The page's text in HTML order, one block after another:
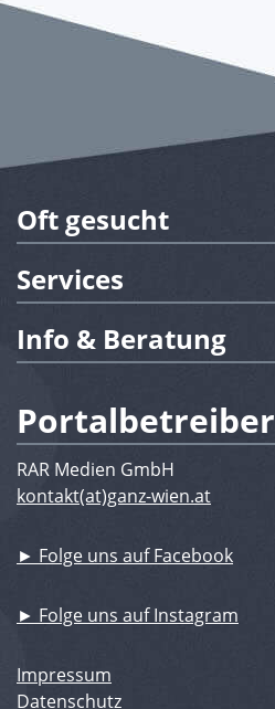
Oft gesucht
Services
Info & Beratung
Portalbetreiber
RAR Medien GmbH
kontakt(at)ganz-wien.at
► Folge uns auf Facebook
► Folge uns auf Instagram
Impressum
Datenschutz